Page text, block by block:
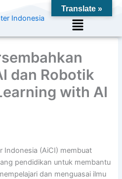
Menu
dan Robotik
with AI
Indonesia (AiCI) membuat
pendidikan untuk membantu
dan menguasai ilmu
Translate »